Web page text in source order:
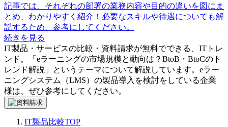
記事では、それぞれの部署の業務内容や目的の違いを図にま
とめ、わかりやすく紹介！必要なスキルや待遇についても解
説するため、参考にしてください。
続きを見る
IT製品・サービスの比較・資料請求が無料でできる、ITトレ
ンド。「 eラーニングの市場規模と動向は？BtoB・BtoCのト
レンド解説 」というテーマについて解説しています。 eラー
ニングシステム（LMS） の製品導入を検討をしている企業
様は、ぜひ参考にしてください。
IT製品比較TOP